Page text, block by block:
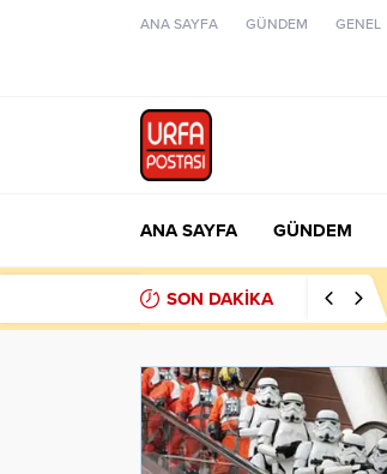
ANA SAYFA GÜNDEM GENEL
ANA SAYFA GÜNDEM
SON DAKİKA